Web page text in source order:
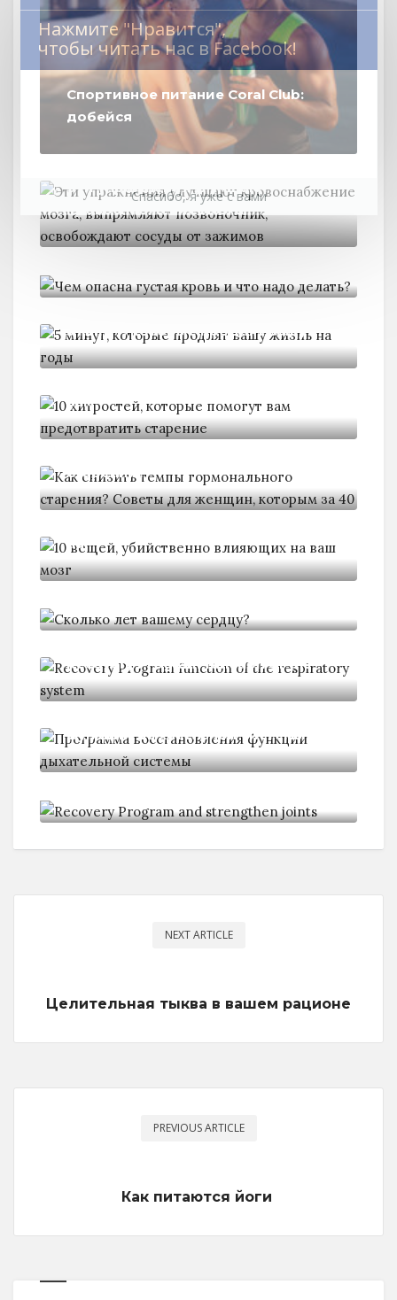
Спортивное питание Coral Club:
добейся
Эти упражнения улучшают
кровоснабжение мозга,
5 минут, которые продлят вашу
вам
старения?
на
Recovery Program function of the
функции дыхательной системы
Recovery Program and strengthen
NEXT ARTICLE
Целительная тыква в вашем рационе
PREVIOUS ARTICLE
Как питаются йоги
Нажмите "Нравится",
чтобы читать нас в Facebook!
Спасибо, я уже с вами